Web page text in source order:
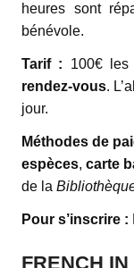
heures sont
bénévole.
Tarif : 100€ les
rendez-vous.
jour.
Méthodes de
espèces, carte
de la
Pour s’inscrire :
FRENCH IN